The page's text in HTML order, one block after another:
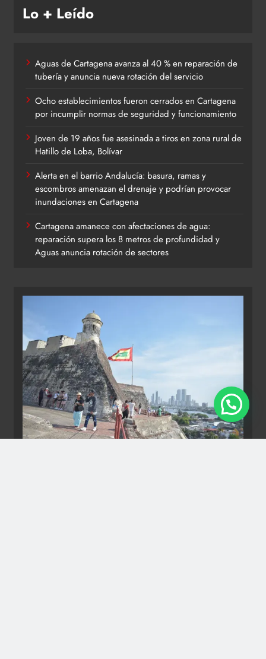
Lo + Leído
Aguas de Cartagena avanza al 40 % en reparación de
tubería y anuncia nueva rotación del servicio
Ocho establecimientos fueron cerrados en Cartagena
por incumplir normas de seguridad y funcionamiento
Joven de 19 años fue asesinada a tiros en zona rural de
Hatillo de Loba, Bolívar
Alerta en el barrio Andalucía: basura, ramas y
escombros amenazan el drenaje y podrían provocar
inundaciones en Cartagena
Cartagena amanece con afectaciones de agua:
reparación supera los 8 metros de profundidad y
Aguas anuncia rotación de sectores